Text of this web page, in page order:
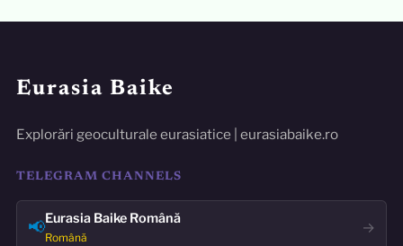
Eurasia Baike
Explorări geoculturale eurasiatice | eurasiabaike.ro
TELEGRAM CHANNELS
📢Eurasia Baike Română
Română
→